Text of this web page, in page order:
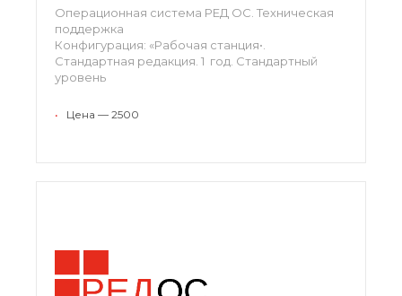
Операционная система РЕД ОС. Техническая
поддержка
Конфигурация: «Рабочая станция•.
Стандартная редакция. 1 год. Стандартный
уровень
• Цена — 2500